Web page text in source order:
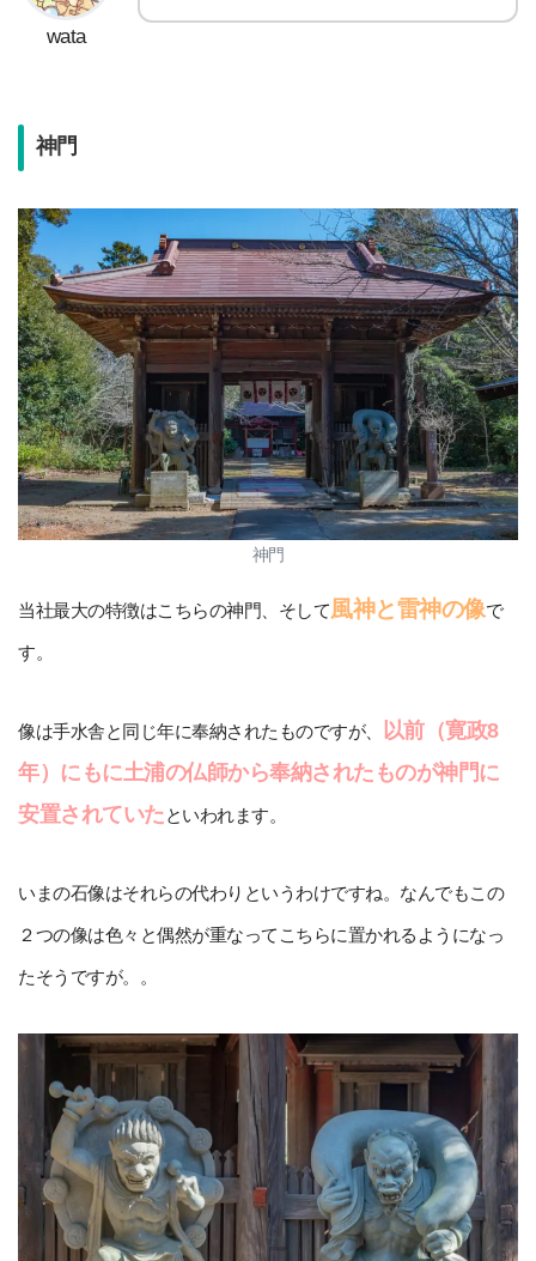
wata
神門
神門
当社最大の特徴はこちらの神門、そして風神と雷神の像で
す。
像は手水舎と同じ年に奉納されたものですが、
以前（寛政8
年）にもに土浦の仏師から奉納されたものが神門に
安置されていたといわれます。
いまの石像はそれらの代わりというわけですね。なんでもこの
２つの像は色々と偶然が重なってこちらに置かれるようになっ
たそうですが。。